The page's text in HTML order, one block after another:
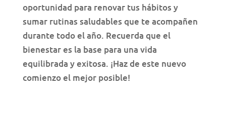
oportunidad para renovar tus hábitos y
sumar rutinas saludables que te acompañen
durante todo el año. Recuerda que el
bienestar es la base para una vida
equilibrada y exitosa. ¡Haz de este nuevo
comienzo el mejor posible!